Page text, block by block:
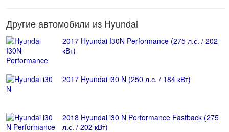
Другие автомобили из Hyundai
2017 Hyundai I30N Performance (275 л.с. / 202
кВт)
2017 Hyundai i30 N (250 л.с. / 184 кВт)
2018 Hyundai i30 N Performance Fastback (275
л.с. / 202 кВт)